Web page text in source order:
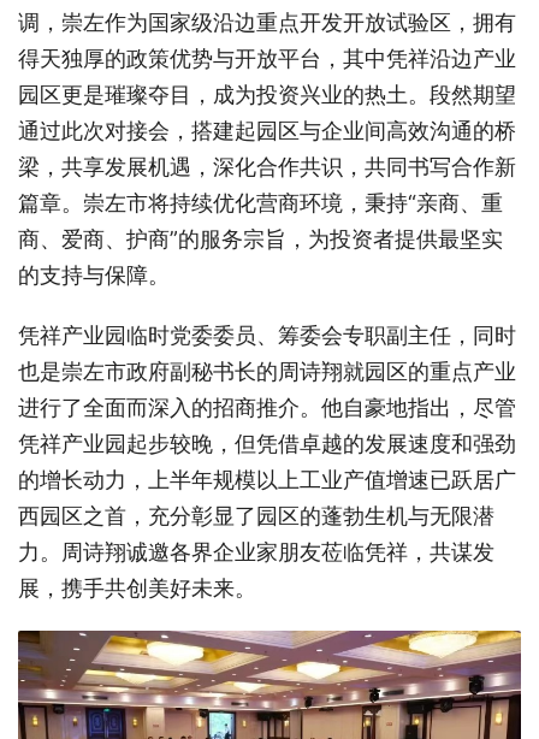
调，崇左作为国家级沿边重点开发开放试验区，拥有
得天独厚的政策优势与开放平台，其中凭祥沿边产业
园区更是璀璨夺目，成为投资兴业的热土。段然期望
通过此次对接会，搭建起园区与企业间高效沟通的桥
梁，共享发展机遇，深化合作共识，共同书写合作新
篇章。崇左市将持续优化营商环境，秉持“亲商、重
商、爱商、护商”的服务宗旨，为投资者提供最坚实
的支持与保障。
凭祥产业园临时党委委员、筹委会专职副主任，同时
也是崇左市政府副秘书长的周诗翔就园区的重点产业
进行了全面而深入的招商推介。他自豪地指出，尽管
凭祥产业园起步较晚，但凭借卓越的发展速度和强劲
的增长动力，上半年规模以上工业产值增速已跃居广
西园区之首，充分彰显了园区的蓬勃生机与无限潜
力。周诗翔诚邀各界企业家朋友莅临凭祥，共谋发
展，携手共创美好未来。